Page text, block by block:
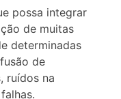
possa integrar
de muitas
determinadas
de
ruídos na